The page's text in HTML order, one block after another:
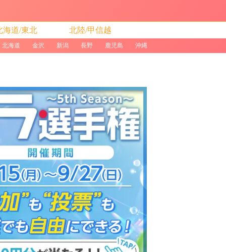
海道/東北 北陸/甲信越
北海道 金沢 新潟 長野 鹿児島 沖縄